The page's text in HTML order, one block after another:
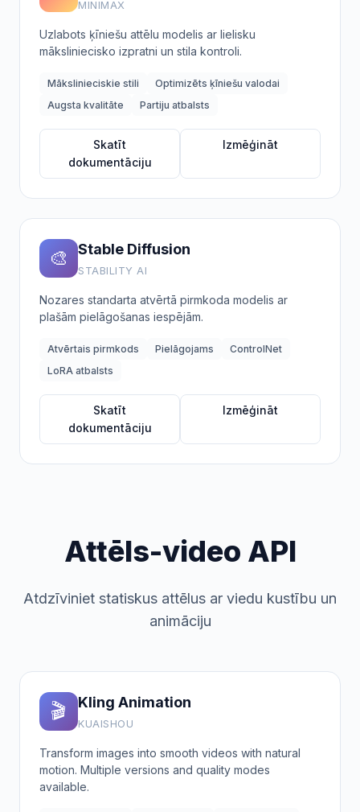
MINIMAX
Uzlabots ķīniešu attēlu modelis ar lielisku
māksliniecisko izpratni un stila kontroli.
Mākslinieciskie stili
Optimizēts ķīniešu valodai
Augsta kvalitāte
Partiju atbalsts
Skatīt
dokumentāciju
Izmēģināt
🎨 Stable Diffusion
STABILITY AI
Nozares standarta atvērtā pirmkoda modelis ar
plašām pielāgošanas iespējām.
Atvērtais pirmkods Pielāgojams
ControlNet
LoRA atbalsts
Skatīt
dokumentāciju
Izmēģināt
Attēls-video API
Atdzīviniet statiskus attēlus ar viedu kustību un
animāciju
🎬 Kling Animation
KUAISHOU
Transform images into smooth videos with natural
motion. Multiple versions and quality modes
available.